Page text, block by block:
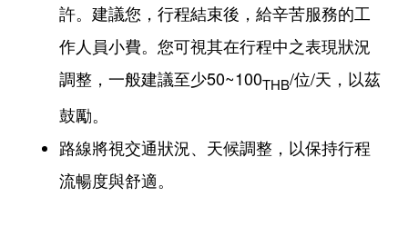
許。建議您，行程結束後，給辛苦服務的工
作人員小費。您可視其在行程中之表現狀況
調整，一般建議至少50~100THB/位/天，以茲
鼓勵。
路線將視交通狀況、天候調整，以保持行程
流暢度與舒適。